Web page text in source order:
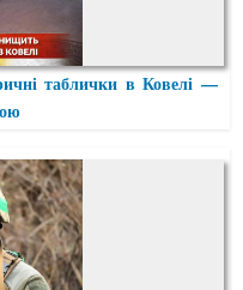
таблички в Ковелі —